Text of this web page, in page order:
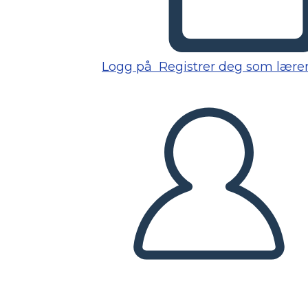
Logg på Registrer deg som